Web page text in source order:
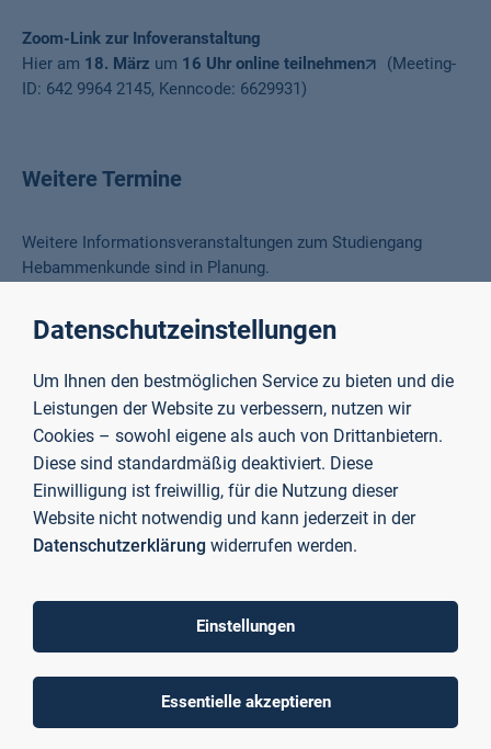
Zoom-Link zur Infoveranstaltung
Hier am 18. März um 16 Uhr online teilnehmen
(Meeting-
ID: 642 9964 2145, Kenncode: 6629931)
Weitere Termine
Weitere Informationsveranstaltungen zum Studiengang
Hebammenkunde sind in Planung.
Wer sich schon einmal vorab über das Studium informieren
will, findet auf der folgenden Seite das Wichtigste im
Hebammenkunde
Datenschutzeinstellungen
Um Ihnen den bestmöglichen Service zu bieten und die
Leistungen der Website zu verbessern, nutzen wir
Cookies – sowohl eigene als auch von Drittanbietern.
Diese sind standardmäßig deaktiviert. Diese
Einwilligung ist freiwillig, für die Nutzung dieser
Website nicht notwendig und kann jederzeit in der
Datenschutzerklärung widerrufen werden.
Einstellungen
Essentielle akzeptieren